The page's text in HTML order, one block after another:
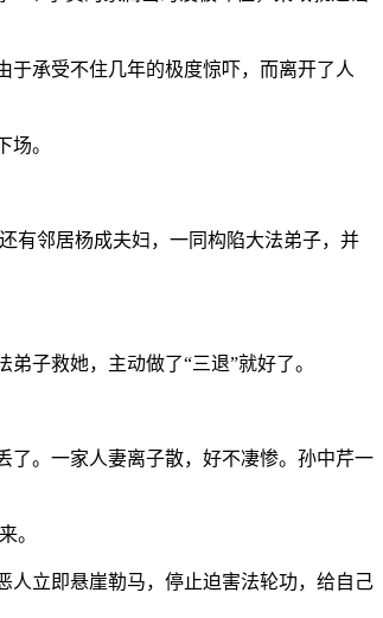
承受不住几年的极度惊吓，而离开了人
。
有邻居杨成夫妇，一同构陷大法弟子，并
子救她，主动做了“三退”就好了。
了。一家人妻离子散，好不凄惨。孙中芹一
。
人立即悬崖勒马，停止迫害法轮功，给自己